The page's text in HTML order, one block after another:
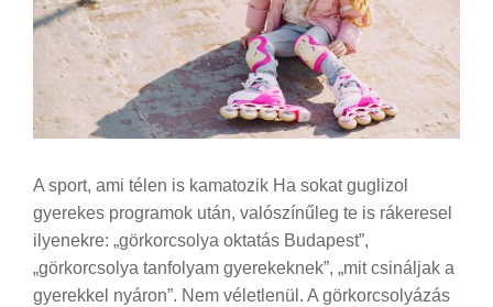
A sport, ami télen is kamatozik Ha sokat guglizol
gyerekes programok után, valószínűleg te is rákeresel
ilyenekre: „görkorcsolya oktatás Budapest”,
„görkorcsolya tanfolyam gyerekeknek”, „mit csináljak a
gyerekkel nyáron”. Nem véletlenül. A görkorcsolyázás